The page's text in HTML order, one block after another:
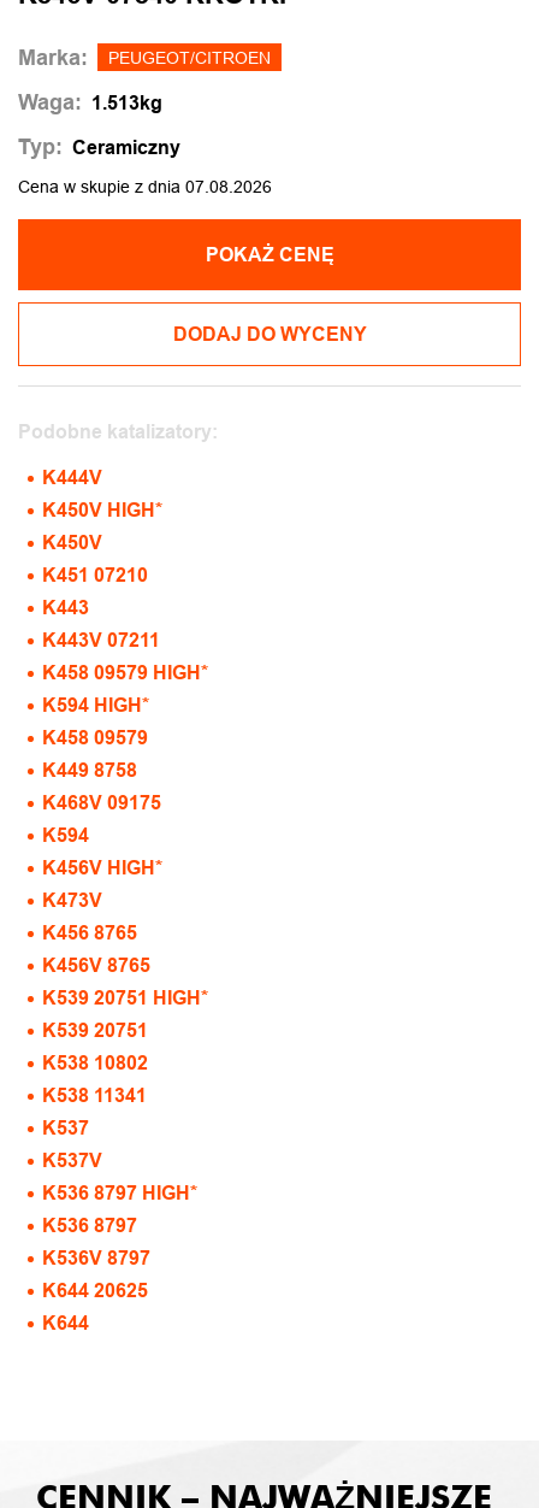
Marka: PEUGEOT/CITROEN
Waga: 1.513kg
Typ: Ceramiczny
Cena w skupie z dnia 07.08.2026
POKAŻ CENĘ
DODAJ DO WYCENY
Podobne katalizatory:
K444V
K450V HIGH*
K450V
K451 07210
K443
K443V 07211
K458 09579 HIGH*
K594 HIGH*
K458 09579
K449 8758
K468V 09175
K594
K456V HIGH*
K473V
K456 8765
K456V 8765
K539 20751 HIGH*
K539 20751
K538 10802
K538 11341
K537
K537V
K536 8797 HIGH*
K536 8797
K536V 8797
K644 20625
K644
CENNIK – NAJWAŻNIEJSZE